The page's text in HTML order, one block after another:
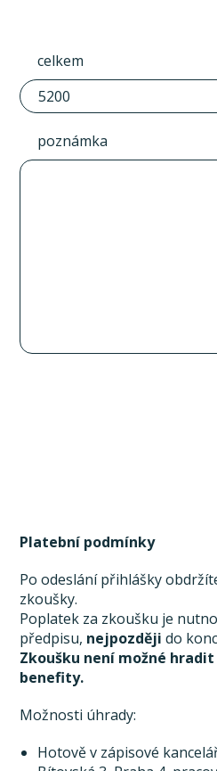
celkem
poznámka
Platební podmínky
Po odeslání přihlášky
zkoušky.
Poplatek za zkoušku je
předpisu, nejpozději do
Zkoušku není možné
benefity.
Možnosti úhrady:
Hotově v zápisové